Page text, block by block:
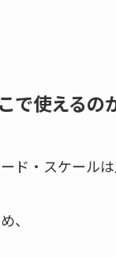
で使えるの
ド・スケール
、